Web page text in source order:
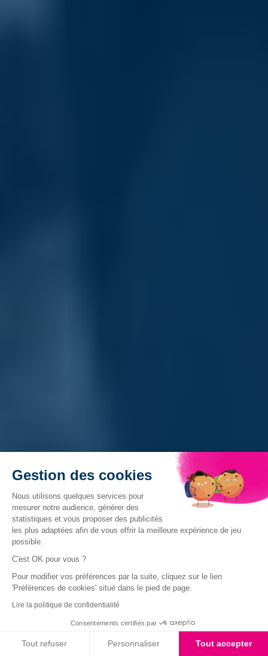
Gestion des cookies
Nous utilisons quelques services pour
mesurer notre audience, générer des
statistiques et vous proposer des publicités
les plus adaptées afin de vous offrir la meilleure expérience de jeu
possible.
C'est OK pour vous ?
Pour modifier vos préférences par la suite, cliquez sur le lien
'Préférences de cookies' situé dans le pied de page.
Lire la politique de confidentialité
Consentements certifiés par
Tout refuser Personnaliser Tout accepter